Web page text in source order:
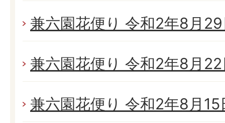
兼六園花便り 令和2年8月
兼六園花便り 令和2年8月
兼六園花便り 令和2年8月